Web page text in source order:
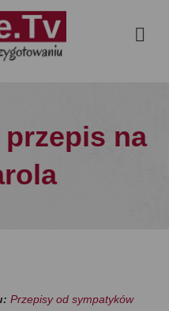
na
Przepisy od sympatyków